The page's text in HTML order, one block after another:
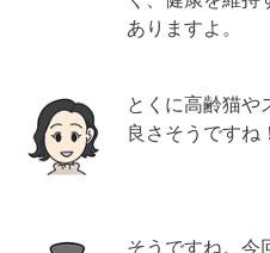
ありますよ。
とくに高齢猫や
良さそうですね！
そうですね。今